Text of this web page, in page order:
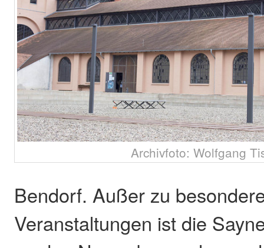
Archivfoto: Wolfgang
Bendorf. Außer zu
Veranstaltungen ist die